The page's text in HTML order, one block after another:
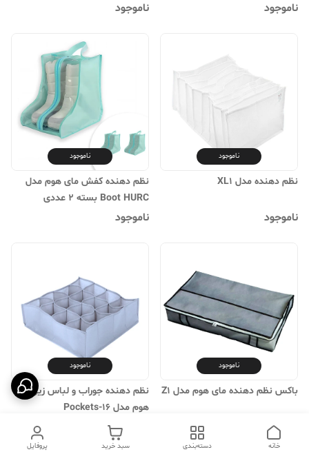
ناموجود ناموجود
ناموجود
نظم دهنده مدل XL1
ناموجود
ناموجود
نظم دهنده کفش مای هوم مدل
Boot HURC بسته 2 عددی
ناموجود
ناموجود
باکس نظم دهنده مای هوم مدل Z1
ناموجود
ناموجود
نظم دهنده جوراب و لباس زیر یور
هوم مدل Pockets-16
ناموجود
پروفایل سبد خرید دسته‌بندی خانه